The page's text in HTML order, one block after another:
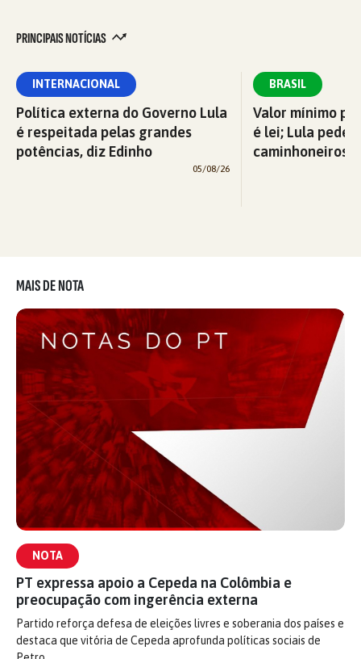
PRINCIPAIS NOTÍCIAS
INTERNACIONAL
Política externa do Governo Lula
é respeitada pelas grandes
potências, diz Edinho
05/08/26
BRASIL
Valor mínimo
é lei; Lula pede
caminhoneiros
MAIS DE NOTA
NOTA
PT expressa apoio a Cepeda na Colômbia e
preocupação com ingerência externa
Partido reforça defesa de eleições livres e soberania dos países e
destaca que vitória de Cepeda aprofunda políticas sociais de